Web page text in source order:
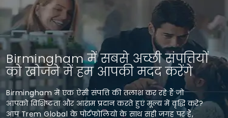
Birmingham में सबसे अच्छी संपत्तियों
को खोजने में हम आपकी मदद करेंगे
Birmingham में एक ऐसी संपत्ति की तलाश कर रहे हैं जो
आपको विशिष्टता और आराम प्रदान करते हुए मूल्य में वृद्धि करे?
आप Trem Global के पोर्टफोलियो के साथ सही जगह पर हैं,